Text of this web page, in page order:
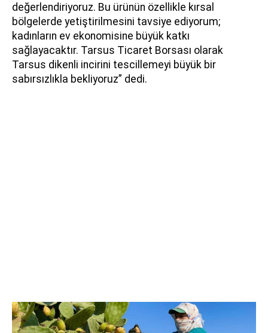
değerlendiriyoruz. Bu ürünün özellikle kırsal
bölgelerde yetiştirilmesini tavsiye ediyorum;
kadınların ev ekonomisine büyük katkı
sağlayacaktır. Tarsus Ticaret Borsası olarak
Tarsus dikenli incirini tescillemeyi büyük bir
sabırsızlıkla bekliyoruz” dedi.